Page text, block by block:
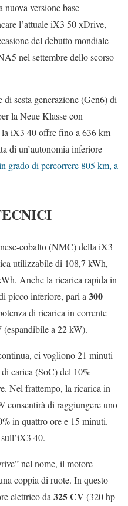
nuova versione base
l’attuale iX3 50 xDrive,
del debutto mondiale
nel settembre dello scorso
sesta generazione (Gen6) di
la Neue Klasse con
la iX3 40 offre fino a 636 km
di un’autonomia inferiore
grado di percorrere 805 km, a
cobalto (NMC) della iX3
utilizzabile di 108,7 kWh,
Anche la ricarica rapida in
picco inferiore, pari a 300
di ricarica in corrente
(espandibile a 22 kW).
ci vogliono 21 minuti
carica (SoC) del 10%
Nel frattempo, la ricarica in
consentirà di raggiungere uno
in quattro ore e 15 minuti.
40.
nel nome, il motore
coppia di ruote. In questo
elettrico da 325 CV (320 hp